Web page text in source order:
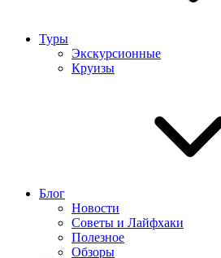
Туры
Экскурсионные
Круизы
Блог
Новости
Советы и Лайфхаки
Полезное
Обзоры